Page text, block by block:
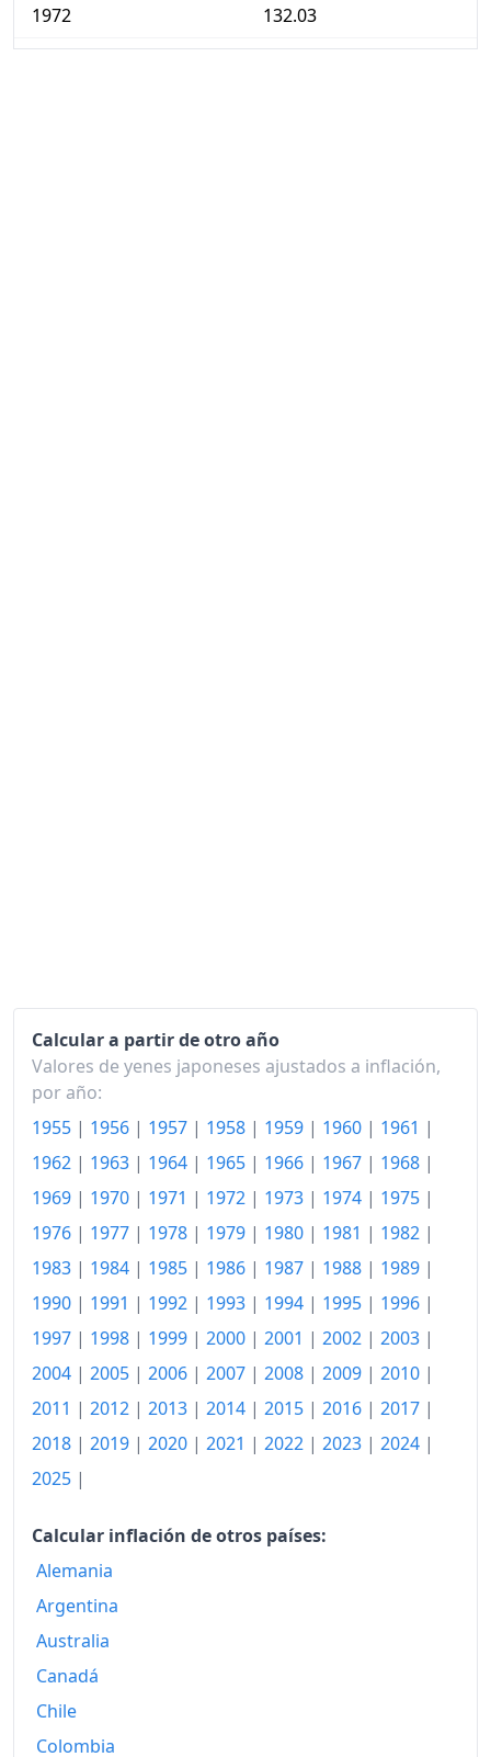
1972
132.03
1994
366.83
1995
366.51
1996
1997
373.26
1999
374.37
2000
371.79
369.21
2002
365.90
2003
364.95
2004
364.92
2006
364.79
2008
2009
2010
Calcular a partir de otro año
Valores de yenes japoneses ajustados a inflación,
por año:
1955 | 1956 | 1957 | 1958 | 1959 | 1960 | 1961 |
1962 | 1963 | 1964 | 1965 | 1966 | 1967 | 1968 |
1969 | 1970 | 1971 | 1972 | 1973 | 1974 | 1975 |
1976 | 1977 | 1978 | 1979 | 1980 | 1981 | 1982 |
1983 | 1984 | 1985 | 1986 | 1987 | 1988 | 1989 |
1990 | 1991 | 1992 | 1993 | 1994 | 1995 | 1996 |
1997 | 1998 | 1999 | 2000 | 2001 | 2002 | 2003 |
2004 | 2005 | 2006 | 2007 | 2008 | 2009 | 2010 |
2011 | 2012 | 2013 | 2014 | 2015 | 2016 | 2017 |
2018 | 2019 | 2020 | 2021 | 2022 | 2023 | 2024 |
2025 |
Calcular inflación de otros países:
Alemania
Argentina
Australia
Canadá
Chile
Colombia